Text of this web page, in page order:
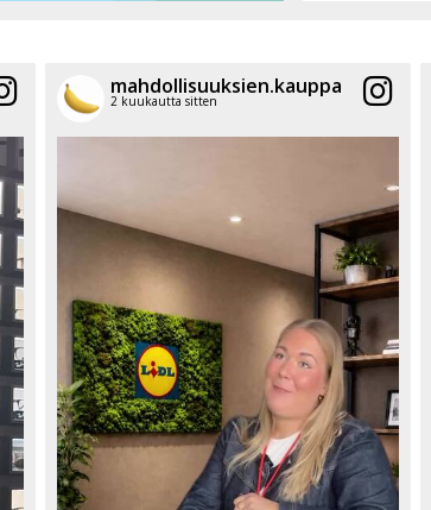
mahdollisuuksien.kauppa
2 kuukautta sitten